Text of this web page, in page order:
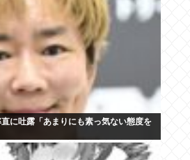
に吐露「あまりにも素っ気ない態度を